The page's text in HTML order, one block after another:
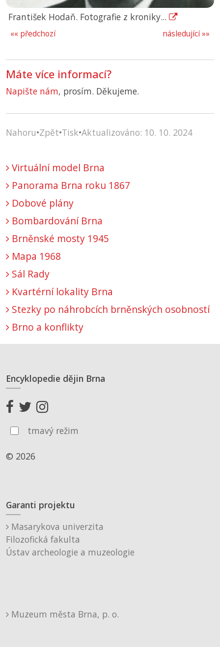
František Hodaň. Fotografie z kroniky...
následující »»
«« předchozí
Máte více informací?
Napište nám, prosím. Děkujeme.
Nahoru•Zpět•Tisk•Aktualizováno: 10. 10. 2024
Virtuální model Brna
Panorama Brna roku 1867
Dobové plány
Bombardování Brna
Brněnské mosty 1945
Mapa 1968
Sál Rady
Kvartérní lokality Brna
Stezky po náhrobcích brněnských osobností
Brno a konflikty
Encyklopedie dějin Brna
tmavý režim
© 2026
Garanti projektu
Masarykova univerzita
Filozofická fakulta
Ústav archeologie a muzeologie
Muzeum města Brna, p. o.